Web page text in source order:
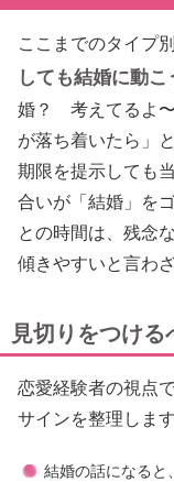
ここまでのタイプ
しても結婚に動
婚？ 考えてるよ
が落ち着いたら」
期限を提示しても
合いが「結婚」を
との時間は、残念
傾きやすいと言わ
見切りをつけ
恋愛経験者の視点
サインを整理します
結婚の話になると